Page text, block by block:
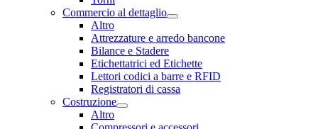
Commercio al dettaglio
Altro
Attrezzature e arredo bancone
Bilance e Stadere
Etichettatrici ed Etichette
Lettori codici a barre e RFID
Registratori di cassa
Costruzione
Altro